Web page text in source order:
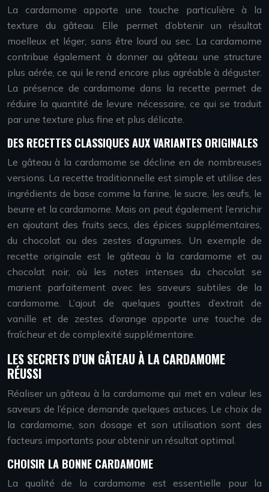
La cardamome apporte une touche particulière à la
texture du gâteau. Elle permet d’obtenir un résultat
moelleux et léger, sans être lourd ou sec. La cardamome
contribue également à donner au gâteau une structure
plus aérée, ce qui le rend encore plus agréable à déguster.
La présence de cardamome dans la recette permet de
réduire la quantité de levure nécessaire, ce qui se traduit
par une texture plus fine et plus délicate.
DES RECETTES CLASSIQUES AUX VARIANTES ORIGINALES
Le gâteau à la cardamome se décline en de nombreuses
versions. La recette traditionnelle est simple et utilise des
ingrédients de base comme la farine, le sucre, les œufs, le
beurre et la cardamome. Mais on peut également l’enrichir
en ajoutant des fruits secs, des épices supplémentaires,
du chocolat ou des zestes d’agrumes. Un exemple de
recette originale est le gâteau à la cardamome et au
chocolat noir, où les notes intenses du chocolat se
marient parfaitement avec les saveurs subtiles de la
cardamome. L’ajout de quelques gouttes d’extrait de
vanille et de zestes d’orange apporte une touche de
fraîcheur et de complexité supplémentaire.
LES SECRETS D’UN GÂTEAU À LA CARDAMOME
RÉUSSI
Réaliser un gâteau à la cardamome qui met en valeur les
saveurs de l’épice demande quelques astuces. Le choix de
la cardamome, son dosage et son utilisation sont des
facteurs importants pour obtenir un résultat optimal.
CHOISIR LA BONNE CARDAMOME
La qualité de la cardamome est essentielle pour la